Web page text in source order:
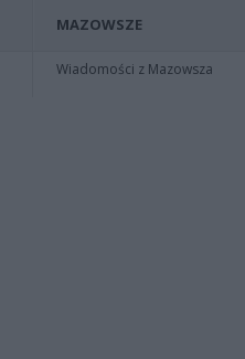
MAZOWSZE
Wiadomości z Mazowsza